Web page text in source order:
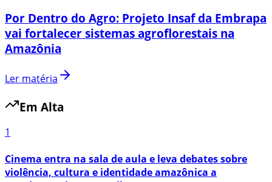
Por Dentro do Agro: Projeto Insaf da Embrapa
vai fortalecer sistemas agroflorestais na
Amazônia
Ler matéria
Em Alta
1
Cinema entra na sala de aula e leva debates sobre
violência, cultura e identidade amazônica a